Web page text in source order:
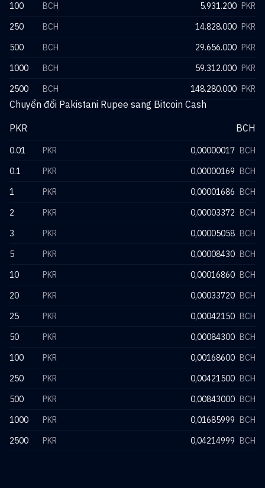
100
BCH 5.931.200 PKR
250
BCH 14.828.000 PKR
500
BCH 29.656.000 PKR
1000
BCH 59.312.000 PKR
2500
BCH 148.280.000 PKR
Chuyển đổi Pakistani Rupee sang Bitcoin Cash
PKR
BCH
0.01 PKR 0,00000017 BCH
0.1
PKR 0,00000169 BCH
1
PKR 0,00001686 BCH
2
PKR 0,00003372 BCH
3
PKR 0,00005058 BCH
5
PKR 0,00008430 BCH
10
PKR 0,00016860 BCH
20
PKR 0,00033720 BCH
25
PKR 0,00042150 BCH
50
PKR 0,00084300 BCH
100
PKR 0,00168600 BCH
250
PKR 0,00421500 BCH
500
PKR 0,00843000 BCH
1000
PKR 0,01685999 BCH
2500
PKR 0,04214999 BCH